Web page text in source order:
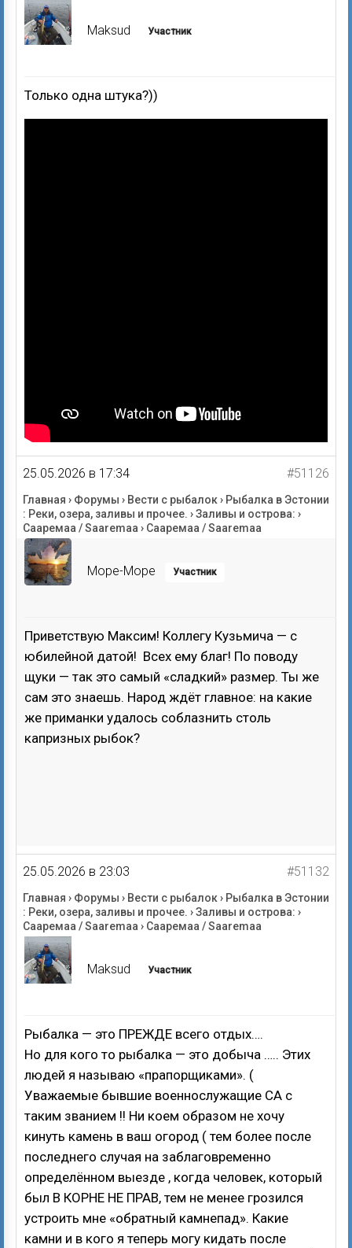
Maksud Участник
Только одна штука?))
25.05.2026 в 17:34 #51126
Главная › Форумы › Вести с рыбалок› Рыбалка в Эстонии
: Реки, озера, заливы и прочее. ›Заливы и острова: ›
Сааремаа / Saaremaa › Сааремаа / Saaremaa
Mope-Mope Участник
Приветствую Максим! Коллегу Кузьмича — с
юбилейной датой! Всех ему благ! По поводу
щуки — так это самый «сладкий» размер. Ты же
сам это знаешь. Народ ждёт главное: на какие
же приманки удалось соблазнить столь
капризных рыбок?
25.05.2026 в 23:03 #51132
Главная › Форумы › Вести с рыбалок› Рыбалка в Эстонии
: Реки, озера, заливы и прочее. ›Заливы и острова: ›
Сааремаа / Saaremaa › Сааремаа / Saaremaa
Maksud Участник
Рыбалка — это ПРЕЖДЕ всего отдых….
Но для кого то рыбалка — это добыча ….. Этих
людей я называю «прапорщиками». (
Уважаемые бывшие военнослужащие СА с
таким званием !! Ни коем образом не хочу
кинуть камень в ваш огород ( тем более после
последнего случая на заблаговременно
определённом выезде , когда человек, который
был В КОРНЕ НЕ ПРАВ, тем не менее грозился
устроить мне «обратный камнепад». Какие
камни и в кого я теперь могу кидать после